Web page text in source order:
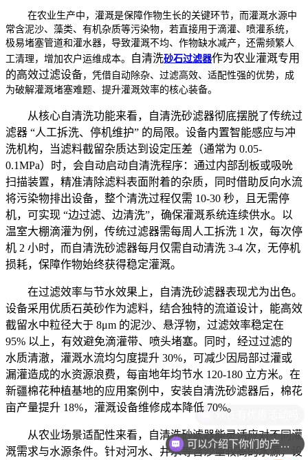
在农业生产中，灌溉是保障作物生长的关键环节，而灌溉水源中
常含泥沙、藻类、有机杂质等污染物，若直接用于滴灌、喷灌系统，
极易堵塞管道和灌水器，导致灌溉不均、作物缺水减产，还需频繁人
工清理，增加农户运维成本。
自清洗砂石过滤器作为农业灌溉专用
的高效过滤设备，凭借自动除杂、过滤高效、适配性强的优势，成
为破解灌溉堵塞难题、提升灌溉效率的核心装备。
从核心自清洗功能来看，自清洗砂滤器彻底摆脱了传统过
滤器 “人工拆洗、停机维护” 的局限。设备内置智能感应与冲
洗机构，当滤料截留杂质达到设定压差（通常为 0.05-
0.1MPa）时，会自动启动自清洗程序：通过内部刮板或吸吮
扫描装置，精准清除滤料表面附着的杂质，同时借助反向水流
将污染物排出设备，整个清洗过程仅需 10-30 秒，且无需停
机，可实现 “边过滤、边清洗”，确保灌溉系统连续供水。以
温室大棚滴灌为例，传统过滤器需每周人工拆洗 1 次，每次停
机 2 小时，而自清洗砂滤器每月仅需自动清洗 3-4 次，无停机
损耗，保障作物始终获得稳定灌溉。
在过滤效率与节水效果上，自清洗砂滤器表现尤为出色。
设备采用优质石英砂作为滤料，结合独特的流道设计，能高效
截留水中粒径大于 8μm 的泥沙、悬浮物，过滤效率稳定在
95% 以上，有效避免滴灌带、喷头堵塞。同时，经过过滤的
水质清澈，灌溉水流均匀度提升 30%，可减少因局部过灌或
漏灌造成的水资源浪费，每亩地年均节水 120-180 立方米。在
新疆棉花种植基地的应用案例中，安装自清洗砂滤器后，棉花
亩产量提升 18%，灌溉设备维修成本降低 70%。
从农业场景适配性来看，自清洗砂滤器能灵活应对不同灌
溉需求与水源条件。针对河水、井水等含沙量较高的水源，设
可以介绍下你们的产品么
现在有优惠活动吗